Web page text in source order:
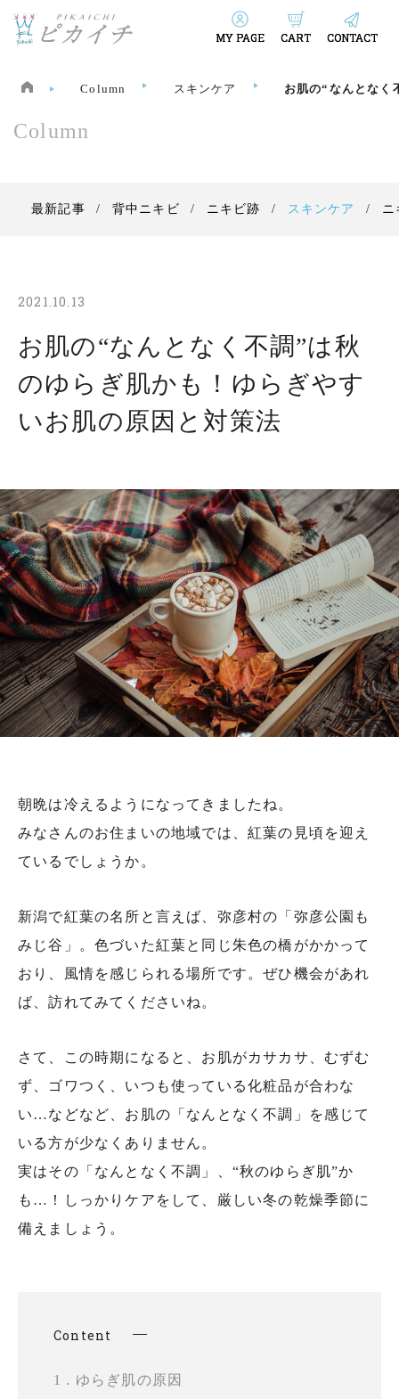
MY PAGE CART CONTACT
Column スキンケア お肌の“なんとなく
Column
最新記事 背中ニキビ ニキビ跡 スキンケア ニ
2021.10.13
お肌の“なんとなく不調”は秋
のゆらぎ肌かも！ゆらぎやす
いお肌の原因と対策法
朝晩は冷えるようになってきましたね。
みなさんのお住まいの地域では、紅葉の見頃を迎え
ているでしょうか。
新潟で紅葉の名所と言えば、弥彦村の「弥彦公園も
みじ谷」。色づいた紅葉と同じ朱色の橋がかかって
おり、風情を感じられる場所です。ぜひ機会があれ
ば、訪れてみてくださいね。
さて、この時期になると、お肌がカサカサ、むずむ
ず、ゴワつく、いつも使っている化粧品が合わな
い…などなど、お肌の「なんとなく不調」を感じて
いる方が少なくありません。
実はその「なんとなく不調」、“秋のゆらぎ肌”か
も…！しっかりケアをして、厳しい冬の乾燥季節に
備えましょう。
Content
1 . ゆらぎ肌の原因